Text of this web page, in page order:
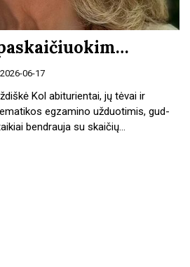
2026-06-17
Kol abiturientai, jų tėvai ir
egzamino užduotimis, gud­
bendrauja su skaičių…